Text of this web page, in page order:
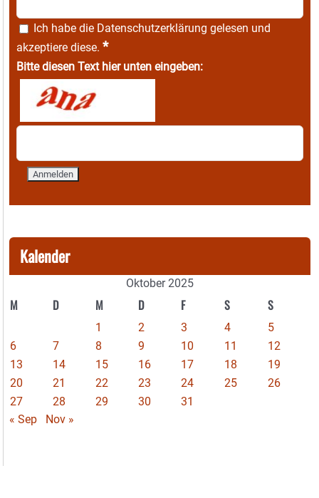
Ich habe die Datenschutzerklärung gelesen und
akzeptiere diese. *
Bitte diesen Text hier unten eingeben:
Kalender
Oktober 2025
M D M D F S S
1 2 3 4
5
6
7 8 9 10 11
12
13
14 15 16 17 18
19
20
21 22 23 24 25
26
27
28 29 30
31
« Sep
Nov »